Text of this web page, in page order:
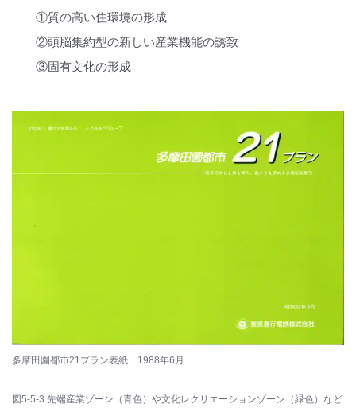
①質の高い住環境の形成
②頭脳集約型の新しい産業機能の誘致
③固有文化の形成
多摩田園都市21プラン表紙 1988年6月
図5-5-3 先端産業ゾーン（青色）や文化レクリエーションゾーン（緑色）など